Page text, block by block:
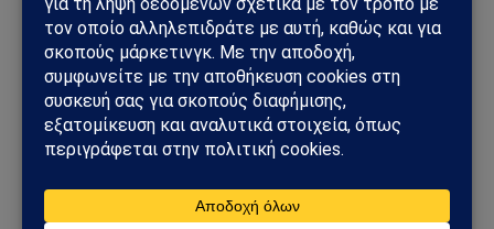
Bab al-Mandab
Φωτιά στη Δυτική Αττική: Πύρινος κλοιός στα Μέγαρα –
Εκκενώσεις με 112 και μάχη με τις φλόγες
Μέγαρα: Γυναίκα παρασύρθηκε από συρμό του Προαστιακού –
Ανασύρθηκε χωρίς τις αισθήσεις της
ΗΠΑ – Ιράν: Νέος γύρος αμερικανικών βομβαρδισμών μετά την
ιρανική πυραυλική επίθεση – Η Μέση Ανατολή εισέρχεται σε